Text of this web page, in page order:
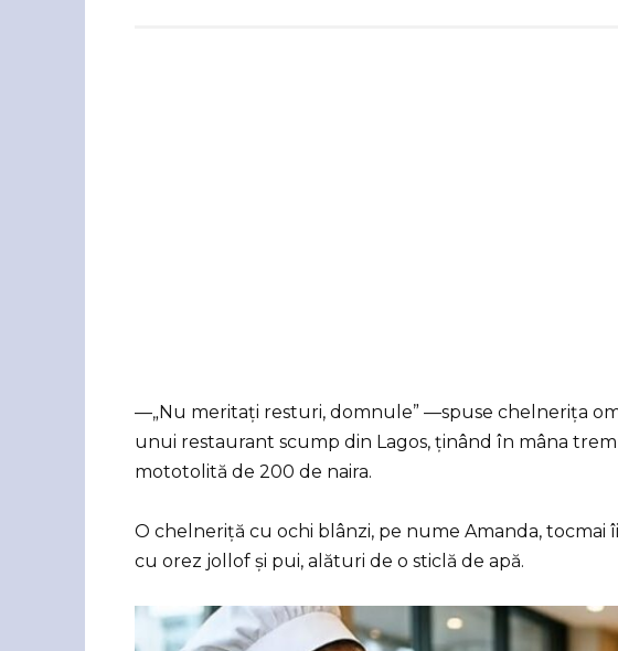
—„Nu meritați resturi, domnule” —spuse chelnerița
unui restaurant scump din Lagos, ținând în mâna
mototolită de 200 de naira.
O chelneriță cu ochi blânzi, pe nume Amanda,
cu orez jollof și pui, alături de o sticlă de apă.